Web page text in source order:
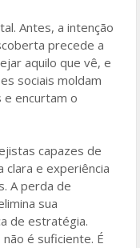
Antes, a intenção
precede a
aquilo que vê, e
sociais moldam
encurtam o
capazes de
e experiência
A perda de
sua
de estratégia.
é suficiente. É